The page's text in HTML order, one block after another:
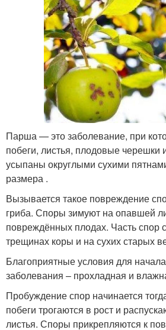
Парша — это заболевание, при
побеги, листья, плодовые черешки
усыпаны округлыми сухими
размера .
Вызывается такое повреждение
гриба. Споры зимуют на опавшей
повреждённых плодах. Часть спор
трещинах коры и на сухих старых
Благоприятные условия для
заболевания – прохладная и
Пробуждение спор начинается
побеги трогаются в рост и
листья. Споры прикрепляются к